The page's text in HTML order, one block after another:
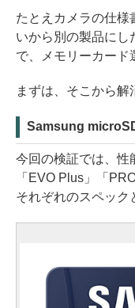
たとえカメラの仕様
いから別の製品にし
で、メモリーカード
まずは、そこから解
Samsung
今回の検証では、性
「EVO Plus」「
それぞれのスペック